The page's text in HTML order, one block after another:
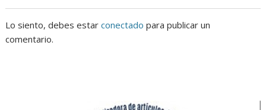
Lo siento, debes estarconectado para publicar un
comentario.